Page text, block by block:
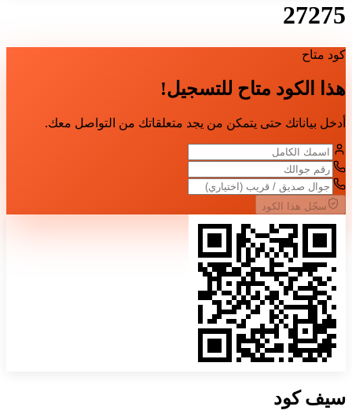
27275
كود متاح
هذا الكود متاح للتسجيل!
أدخل بياناتك حتى يتمكن من يجد متعلقاتك من التواصل معك.
سجّل هذا الكود
سيفكود